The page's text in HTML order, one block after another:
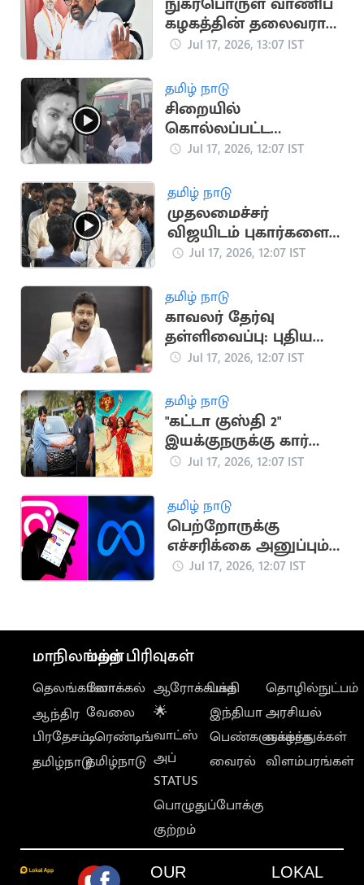
கழகத்தின் தலைவராக
அமைச்சர்
நியமனம்
Jul 17, 2026, 13:07 IST
தமிழ் நாடு
சிறையில்
கொல்லப்பட்ட
சபரிவர்மன் உடலுடன்
போராட்டம்
Jul 17, 2026, 12:07 IST
தமிழ் நாடு
முதலமைச்சர்
விஜயிடம் புகார்களை
அடுக்கிய விடுதி
Jul 17, 2026, 12:07 IST
தமிழ் நாடு
காவலர் தேர்வு
தள்ளிவைப்பு: புதிய
அரசுக்கு உதயநிதி
Jul 17, 2026, 12:07 IST
தமிழ் நாடு
"கட்டா குஸ்தி 2"
இயக்குநருக்கு கார்
பரிசளித்த விஷ்ணு
Jul 17, 2026, 12:07 IST
தமிழ் நாடு
பெற்றோருக்கு
எச்சரிக்கை அனுப்பும்
இன்ஸ்டாகிராம் புதிய
Jul 17, 2026, 12:07 IST
மாநிலங்கள்
தெலங்கானா
ஆந்திர
பிரதேசம்
தமிழ்நாடு
மற்ற பிரிவுகள்
லோக்கல்
வேலை
டிரெண்டிங்
தமிழ்நாடு
ஆரோக்கியம்
🌟
வாட்ஸ்
அப்
STATUS
பொழுதுப்போக்கு
குற்றம்
பக்தி
இந்தியா
பெண்களுக்காக
வைரல்
தொழில்நுட்பம்
அரசியல்
வாழ்த்துக்கள்
விளம்பரங்கள்
OUR LOKAL